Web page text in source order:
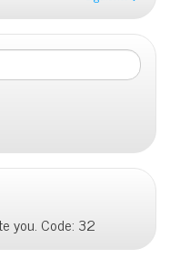
you. Code: 32